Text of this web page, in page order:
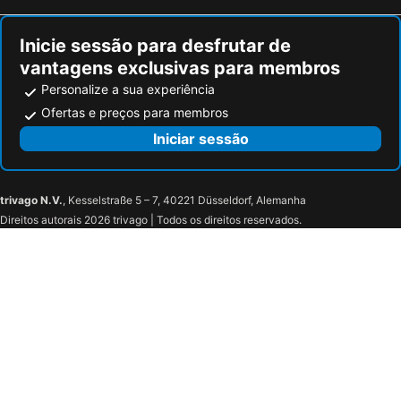
Apartamento Trilo 24
Casa Formentera
Es Pujols: Beachfront Apartment On The Es Pujols Promenade
House / Villa - Porto-saler
Casa Antonia Et- 6805
Detached House With Garden Near The Beach
Apartamentos Roca Plana - Formentera Break
Formentera Mar Bungalows Cas Carabiners
Inicie sessão para desfrutar de
vantagens exclusivas para membros
Personalize a sua experiência
Ofertas e preços para membros
Iniciar sessão
trivago N.V., Kesselstraße 5 – 7, 40221 Düsseldorf, Alemanha
Direitos autorais 2026 trivago | Todos os direitos reservados.